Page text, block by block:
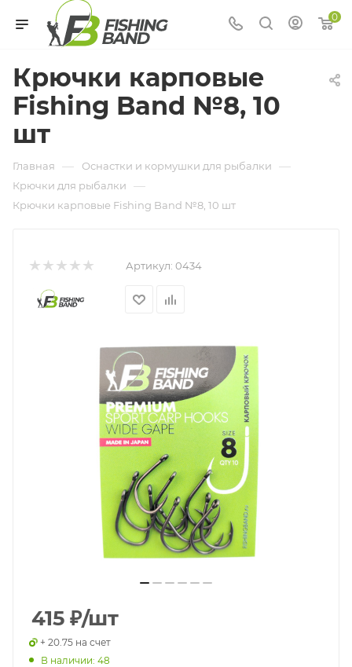
0
Крючки карповые
Fishing Band №8, 10
шт
Главная — Оснастки и кормушки для рыбалки —
Крючки для рыбалки —
Крючки карповые Fishing Band №8, 10 шт
Артикул: 0434
415 ₽/шт
+ 20.75 на счет
В наличии: 48